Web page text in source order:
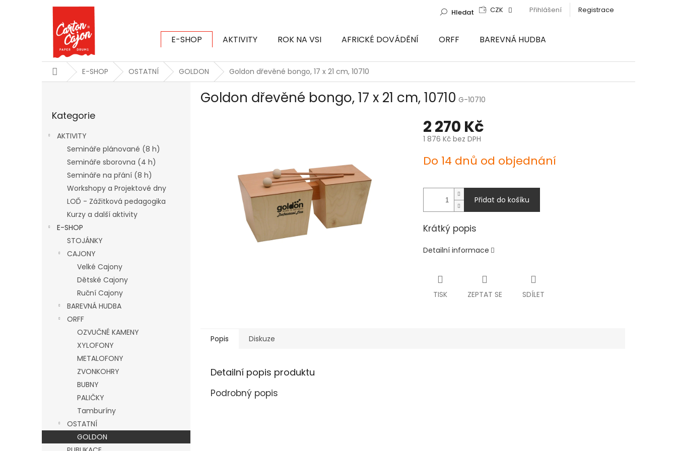
CZK Přihlášení Registrace
Hledat
E-SHOP AKTIVITY ROK NA VSI AFRICKÉ DOVÁDĚNÍ ORFF
BAREVNÁ HUDBA
DomůE-SHOP OSTATNÍ GOLDON Goldon dřevěné bongo, 17 x 21 cm, 10710
kategorie
Kategorie
AKTIVITY
Semináře plánované (8 h)
Semináře sborovna (4 h)
Semináře na přání (8 h)
Workshopy a Projektové dny
LOĎ - Zážitková pedagogika
Kurzy a další aktivity
E-SHOP
STOJÁNKY
CAJONY
Velké Cajony
Dětské Cajony
Ruční Cajony
BAREVNÁ HUDBA
ORFF
OZVUČNÉ KAMENY
XYLOFONY
METALOFONY
ZVONKOHRY
BUBNY
PALIČKY
Tamburíny
OSTATNÍ
GOLDON
Goldon dřevěné bongo, 17 x 21 cm, 10710 G-10710
2 270 Kč
1 876 Kč bez DPH
cena:
Do 14 dnů od objednání
Přidat do košíku
Krátký popis
Detailní informace
TISK ZEPTAT SE SDÍLET
Popis Diskuze
Detailní popis produktu
Podrobný popis